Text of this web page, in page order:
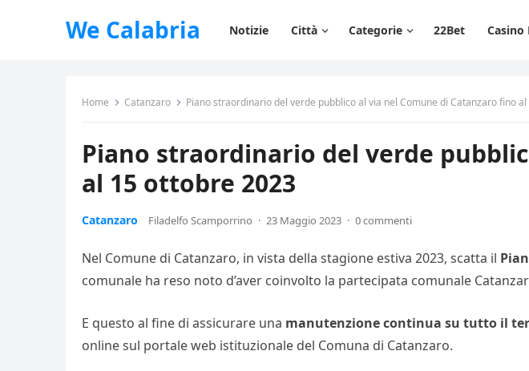
We Calabria Notizie Città Categorie 22Bet Casino
Home Catanzaro Piano straordinario del verde pubblico al via nel Comune di Catanzaro fino
Piano straordinario del verde
al 15 ottobre 2023
Catanzaro Filadelfo Scamporrino · 23 Maggio 2023 · 0 commenti
Nel Comune di Catanzaro, in vista della stagione estiva 2023, scatta il
comunale ha reso noto d’aver coinvolto la partecipata comunale
E questo al fine di assicurare una manutenzione continua su tutto il
online sul portale web istituzionale del Comuna di Catanzaro.